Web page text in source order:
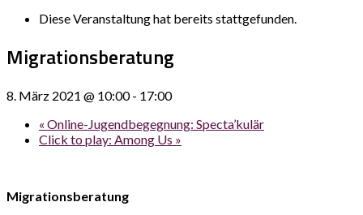
Diese Veranstaltung hat bereits stattgefunden.
Migrationsberatung
8. März 2021 @ 10:00- 17:00
« Online-Jugendbegegnung: Specta’kulär
Click to play: Among Us »
Migrationsberatung